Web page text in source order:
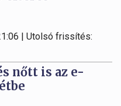
| Utolsó frissítés:
nőtt is az e-